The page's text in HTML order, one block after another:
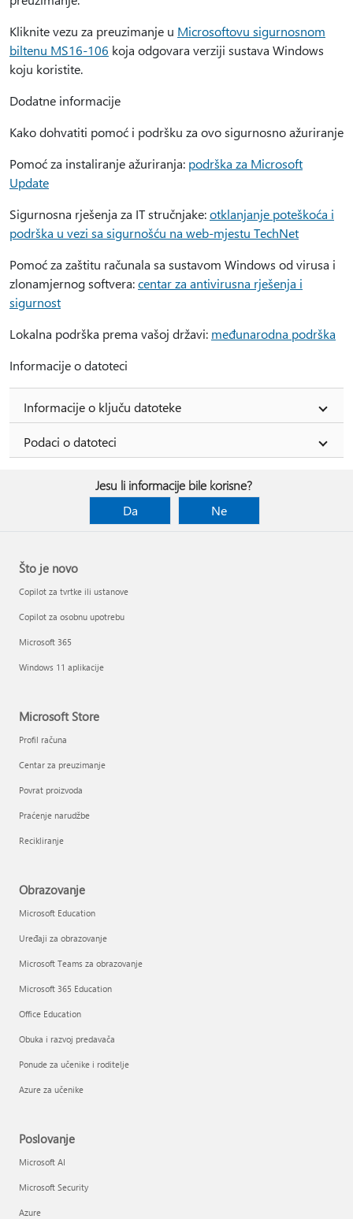
Kliknite vezu za preuzimanje u Microsoftovu sigurnosnom
biltenu MS16-106 koja odgovara verziji sustava Windows
koju koristite.
Dodatne informacije
Kako dohvatiti pomoć i podršku za ovo sigurnosno ažuriranje
Pomoć za instaliranje ažuriranja: podrška za Microsoft
Update
Sigurnosna rješenja za IT stručnjake:otklanjanje poteškoća i
podrška u vezi sa sigurnošću na web-mjestu TechNet
Pomoć za zaštitu računala sa sustavom Windows od virusa i
zlonamjernog softvera:centar za antivirusna rješenja i
sigurnost
Lokalna podrška prema vašoj državi: međunarodna podrška
Informacije o datoteci
Informacije o ključu datoteke
Podaci o datoteci
Jesu li informacije bile korisne?
Da
Ne
Što je novo
Copilot za tvrtke ili ustanove
Copilot za osobnu upotrebu
Microsoft 365
Windows 11 aplikacije
Microsoft Store
Profil računa
Centar za preuzimanje
Povrat proizvoda
Praćenje narudžbe
Recikliranje
Obrazovanje
Microsoft Education
Uređaji za obrazovanje
Microsoft Teams za obrazovanje
Microsoft 365 Education
Office Education
Obuka i razvoj predavača
Ponude za učenike i roditelje
Azure za učenike
Poslovanje
Microsoft AI
Microsoft Security
Azure